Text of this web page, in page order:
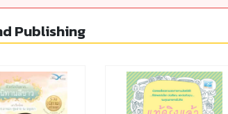
Publishing